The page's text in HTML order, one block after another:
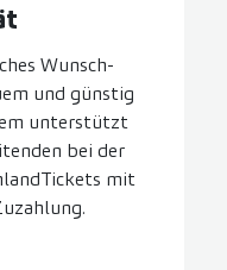
Wunsch-
und günstig
unterstützt
bei der
mit